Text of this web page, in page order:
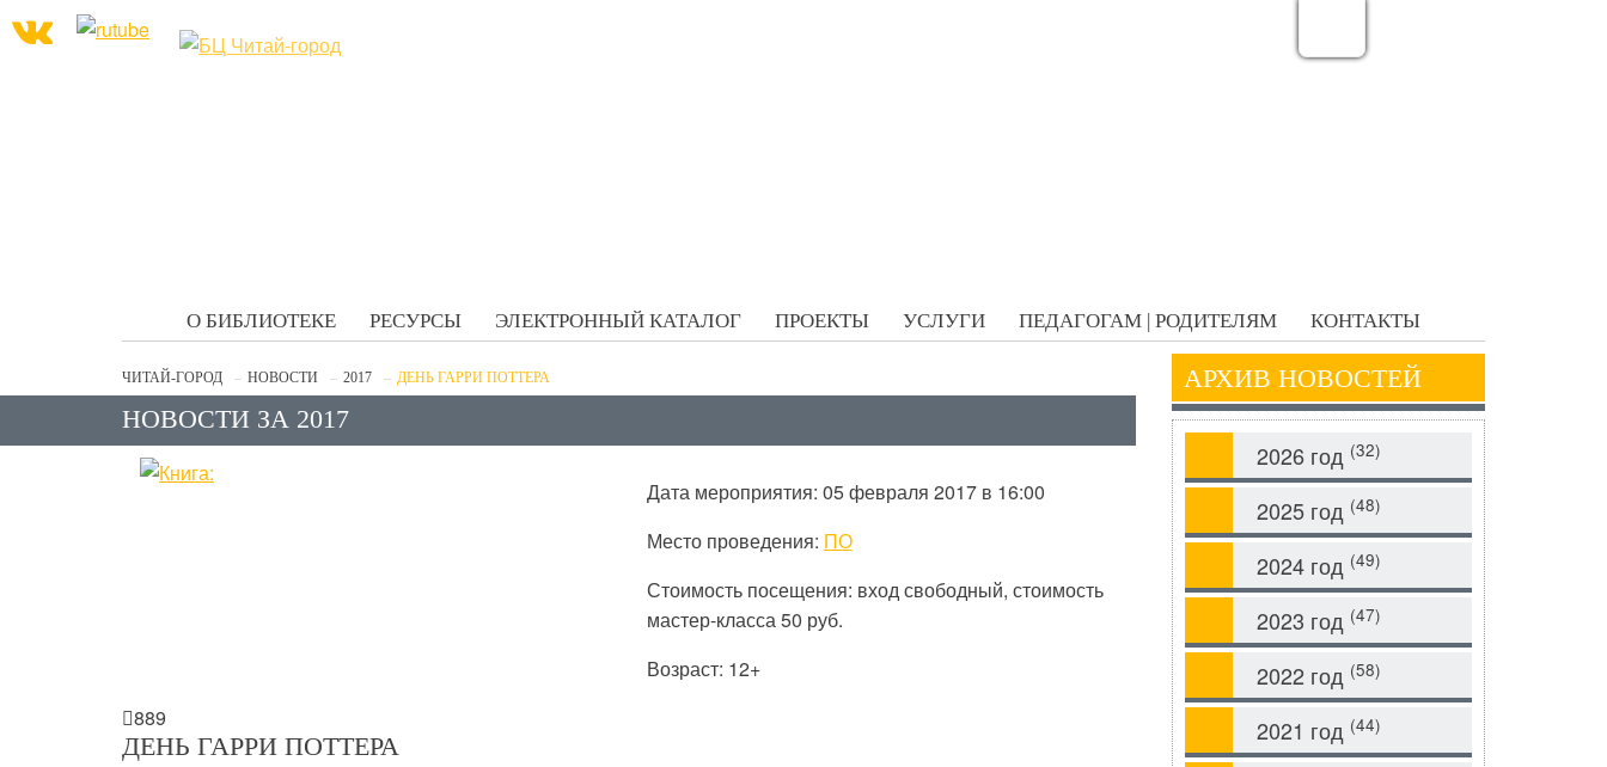
О БИБЛИОТЕКЕ РЕСУРСЫ ЭЛЕКТРОННЫЙ КАТАЛОГ ПРОЕКТЫ УСЛУГИ ПЕДАГОГАМ | РОДИТЕЛЯМ КОНТАКТЫ
ЧИТАЙ-ГОРОД НОВОСТИ 2017 ДЕНЬ ГАРРИ ПОТТЕРА
НОВОСТИ ЗА 2017
Дата мероприятия: 05 февраля 2017 в 16:00
Место проведения: ПО
Стоимость посещения: вход свободный, стоимость
мастер-класса 50 руб.
Возраст: 12+
889
ДЕНЬ ГАРРИ ПОТТЕРА
АРХИВ НОВОСТЕЙ
2026 год (32)
2025 год (48)
2024 год (49)
2023 год (47)
2022 год (58)
2021 год (44)